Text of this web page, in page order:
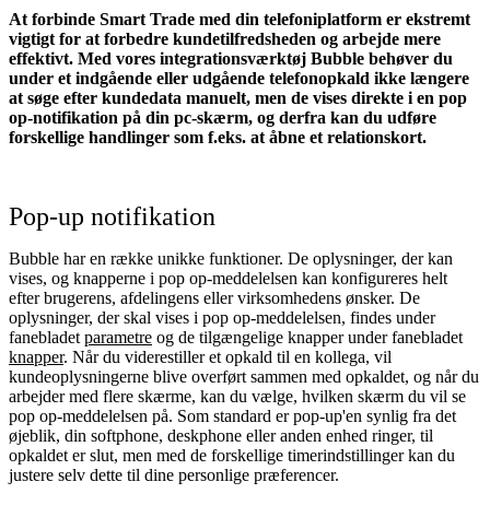
At forbinde Smart Trade med din telefoniplatform er ekstremt
vigtigt for at forbedre kundetilfredsheden og arbejde mere
effektivt. Med vores integrationsværktøj Bubble behøver du
under et indgående eller udgående telefonopkald ikke længere
at søge efter kundedata manuelt, men de vises direkte i en pop
op-notifikation på din pc-skærm, og derfra kan du udføre
forskellige handlinger som f.eks. at åbne et relationskort.
Pop-up notifikation
Bubble har en række unikke funktioner. De oplysninger, der kan
vises, og knapperne i pop op-meddelelsen kan konfigureres helt
efter brugerens, afdelingens eller virksomhedens ønsker. De
oplysninger, der skal vises i pop op-meddelelsen, findes under
fanebladet parametre og de tilgængelige knapper under fanebladet
knapper. Når du viderestiller et opkald til en kollega, vil
kundeoplysningerne blive overført sammen med opkaldet, og når du
arbejder med flere skærme, kan du vælge, hvilken skærm du vil se
pop op-meddelelsen på. Som standard er pop-up'en synlig fra det
øjeblik, din softphone, deskphone eller anden enhed ringer, til
opkaldet er slut, men med de forskellige timerindstillinger kan du
justere selv dette til dine personlige præferencer.